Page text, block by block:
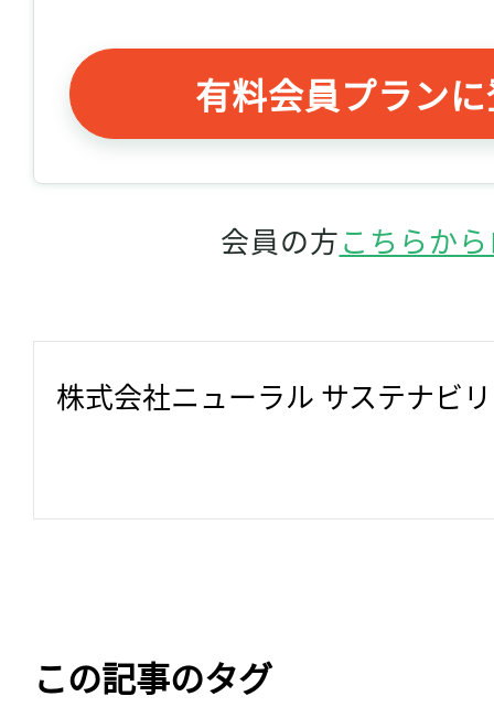
有料会員プラン
会員の方こちらか
株式会社ニューラル サステナビ
この記事のタグ